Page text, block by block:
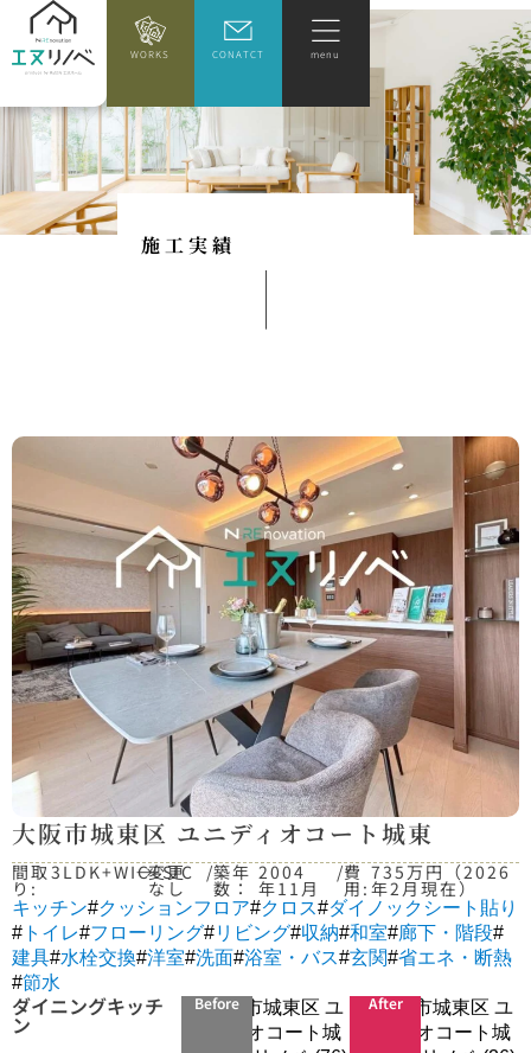
WORKS CONATCT menu
施工実績
大阪市城東区 ユニディオコート城東
間取
り:
3LDK+WIC+SIC
→変更
なし
/築年
数：
2004
年11月
/費
用:
735万円（2026
年2月現在）
キッチン#クッションフロア#クロス#ダイノックシート貼り
# トイレ#フローリング#リビング#収納#和室#廊下・階段#
建具#水栓交換#洋室#洗面#浴室・バス#玄関#省エネ・断熱
#節水
ダイニングキッチ
ン
Before After